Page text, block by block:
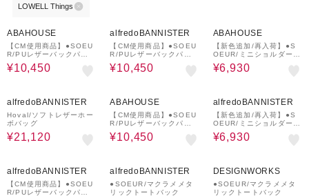
LOWELL Things
ABAHOUSE
【CM使用商品】●SOEU
R/PUレザーバックパッ
ク
¥10,450
alfredoBANNISTER
【CM使用商品】●SOEU
R/PUレザーバックパッ
ク
¥10,450
ABAHOUSE
【新色追加/再入荷】●S
OEUR/ミニショルダーバ
ケットバッグ（ポーチ付)
¥6,930
alfredoBANNISTER
Hoval/ソフトレザーホー
ボバッグ
¥21,120
ABAHOUSE
【CM使用商品】●SOEU
R/PUレザーバックパッ
ク
¥10,450
alfredoBANNISTER
【新色追加/再入荷】●S
OEUR/ミニショルダーバ
ケットバッグ（ポーチ付)
¥6,930
alfredoBANNISTER
【CM使用商品】●SOEU
R/PUレザーバックパッ
alfredoBANNISTER
●SOEUR/マクラメメタ
リックトートバック
DESIGNWORKS
●SOEUR/マクラメメタ
リックトートバック